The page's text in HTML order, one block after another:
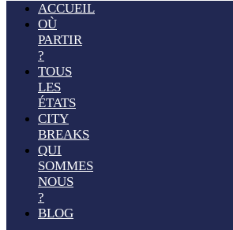
ACCUEIL
OÙ
PARTIR
?
TOUS
LES
ÉTATS
CITY
BREAKS
QUI
SOMMES
NOUS
?
BLOG